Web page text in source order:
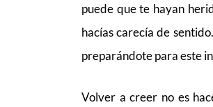
puede que te hayan
hacías carecía de
preparándote para este
Volver a creer no es